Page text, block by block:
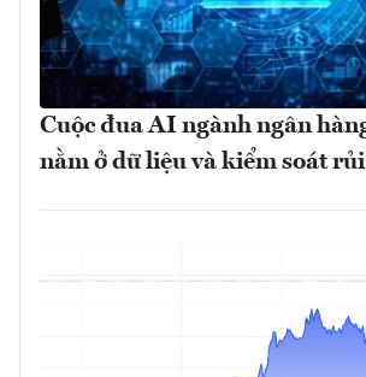
Cuộc đua AI ngành ngân
nằm ở dữ liệu và kiểm soát